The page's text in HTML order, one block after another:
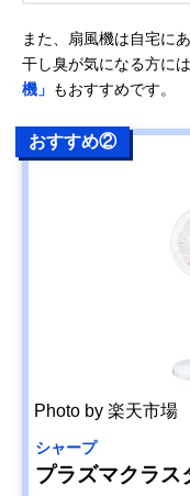
また、扇風機は自宅に
干し臭が気になる方に
機」 もおすすめです。
おすすめ②
Photo by 楽天市場
シャープ
プラズマクラ